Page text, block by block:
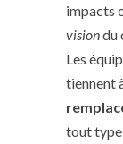
impacts
visiondu
Les
tiennent
tout type